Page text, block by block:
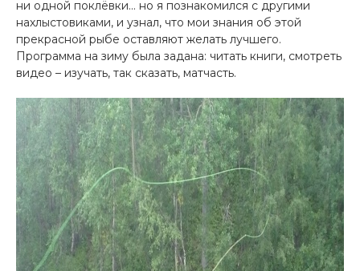
ни одной поклёвки… но я познакомился с другими
нахлыстовика­ми, и узнал, что мои знания об этой
прекра­сной рыбе оставляют желать лучшего.
Программа на зиму была задана: читать к­ниги, смотреть
видео – изучать, так ск­азать, матчасть.